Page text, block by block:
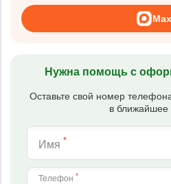
Max
Нужна помощь с
Оставьте свой номер
в ближайшее
Имя *
Телефон *